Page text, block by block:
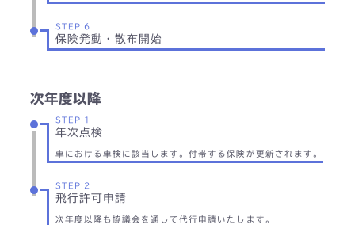
STEP 6
保険発動・散布開始
次年度以降
STEP 1
年次点検
車における車検に該当します。付帯する保険が更新されます。
STEP 2
飛行許可申請
次年度以降も協議会を通して代行申請いたします。